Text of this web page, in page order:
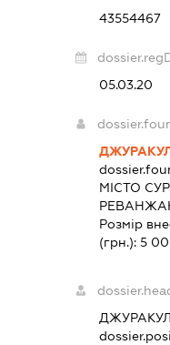
43554467
05.03.20
МІСТО
Розмір
(грн.): 5